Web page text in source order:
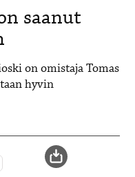
saanut
on omistaja Tomas
hyvin